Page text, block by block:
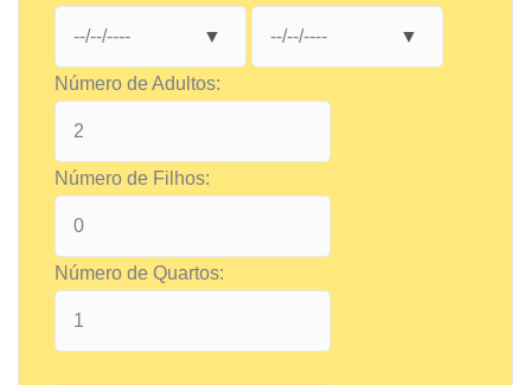
Número de Adultos:
Número de Filhos:
Número de Quartos: